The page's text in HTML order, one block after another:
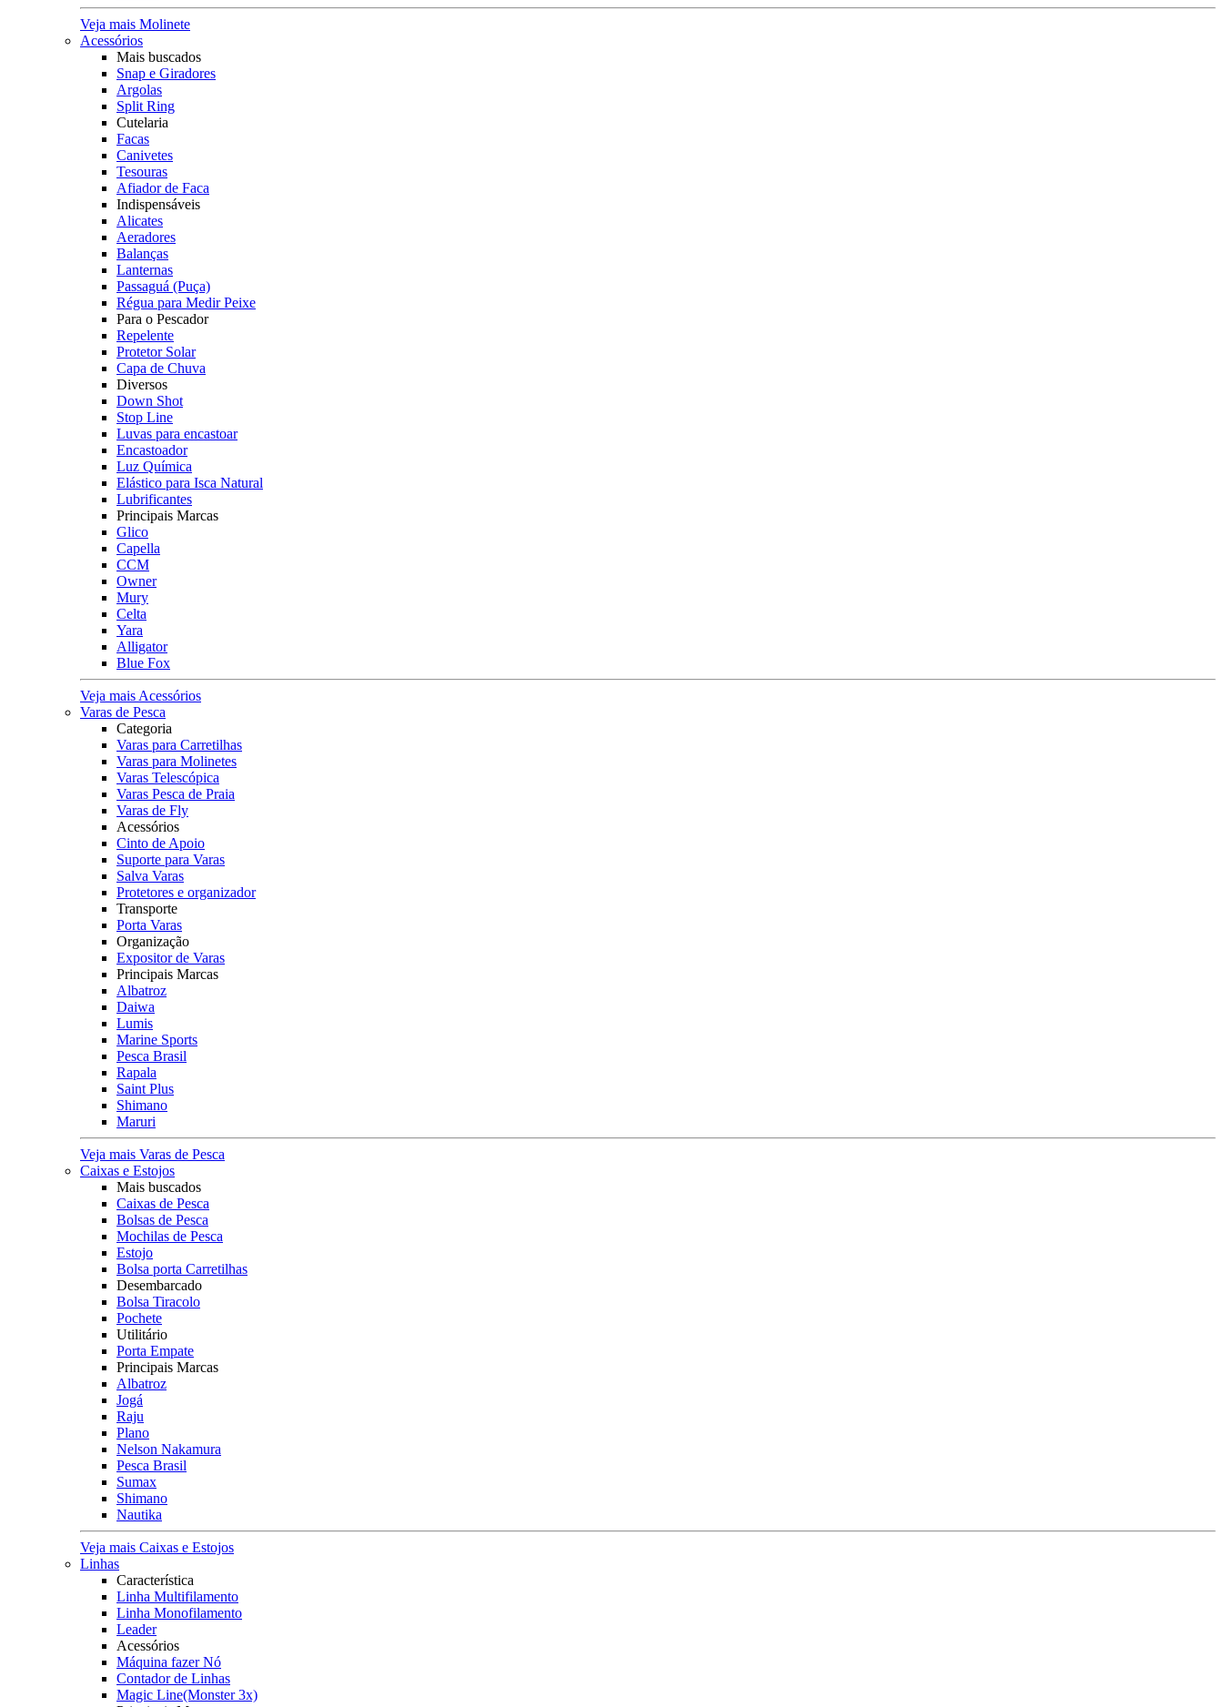
Veja mais Molinete
Acessórios
Mais buscados
Snap e Giradores
Argolas
Split Ring
Cutelaria
Facas
Canivetes
Tesouras
Afiador de Faca
Indispensáveis
Alicates
Aeradores
Balanças
Lanternas
Passaguá (Puça)
Régua para Medir Peixe
Para o Pescador
Repelente
Protetor Solar
Capa de Chuva
Diversos
Down Shot
Stop Line
Luvas para encastoar
Encastoador
Luz Química
Elástico para Isca Natural
Lubrificantes
Principais Marcas
Glico
Capella
CCM
Owner
Mury
Celta
Yara
Alligator
Blue Fox
Veja mais Acessórios
Varas de Pesca
Categoria
Varas para Carretilhas
Varas para Molinetes
Varas Telescópica
Varas Pesca de Praia
Varas de Fly
Acessórios
Cinto de Apoio
Suporte para Varas
Salva Varas
Protetores e organizador
Transporte
Porta Varas
Organização
Expositor de Varas
Principais Marcas
Albatroz
Daiwa
Lumis
Marine Sports
Pesca Brasil
Rapala
Saint Plus
Shimano
Maruri
Veja mais Varas de Pesca
Caixas e Estojos
Mais buscados
Caixas de Pesca
Bolsas de Pesca
Mochilas de Pesca
Estojo
Bolsa porta Carretilhas
Desembarcado
Bolsa Tiracolo
Pochete
Utilitário
Porta Empate
Principais Marcas
Albatroz
Jogá
Raju
Plano
Nelson Nakamura
Pesca Brasil
Sumax
Shimano
Nautika
Veja mais Caixas e Estojos
Linhas
Característica
Linha Multifilamento
Linha Monofilamento
Leader
Acessórios
Máquina fazer Nó
Contador de Linhas
Magic Line(Monster 3x)